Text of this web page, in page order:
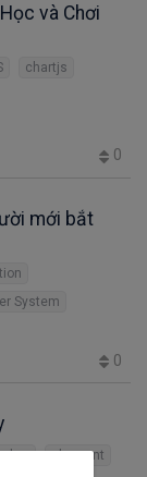
và Chơi
chartjs
0
mới bắt
System
0
eloquent